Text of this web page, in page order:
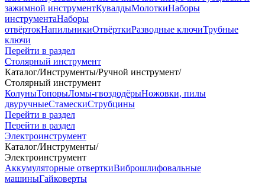
зажимной инструментКувалдыМолоткиНаборы
инструментаНаборы
отвёртокНапильникиОтвёрткиРазводные ключиТрубные
ключи
Перейти в раздел
Столярный инструмент
Каталог/Инструменты/Ручной инструмент/
Столярный инструмент
КолуныТопорыЛомы-гвоздодёрыНожовки, пилы
двуручныеСтамескиСтрубцины
Перейти в раздел
Перейти в раздел
Электроинструмент
Каталог/Инструменты/
Электроинструмент
Аккумуляторные отверткиВиброшлифовальные
машиныГайковерты